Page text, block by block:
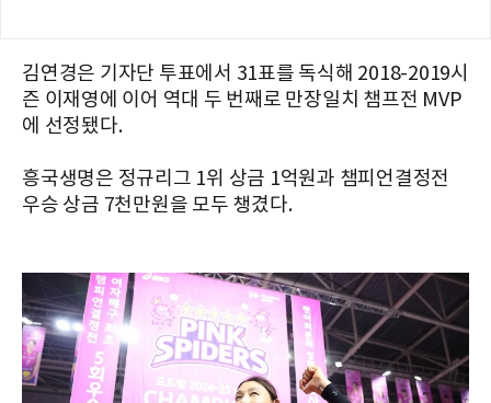
김연경은 기자단 투표에서 31표를 독식해 2018-2019시
즌 이재영에 이어 역대 두 번째로 만장일치 챔프전 MVP
에 선정됐다.
흥국생명은 정규리그 1위 상금 1억원과 챔피언결정전
우승 상금 7천만원을 모두 챙겼다.